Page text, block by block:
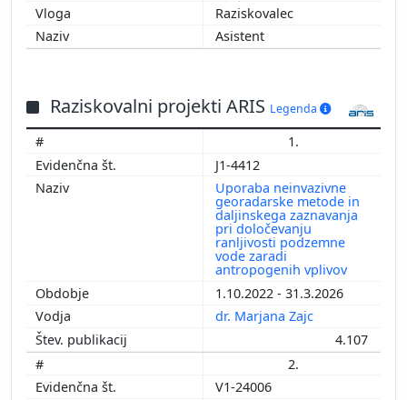
Raziskovalec
Asistent
Raziskovalni projekti ARIS Legenda
1.
J1-4412
Uporaba neinvazivne
georadarske metode in
daljinskega zaznavanja
pri določevanju
ranljivosti podzemne
vode zaradi
antropogenih vplivov
1.10.2022 - 31.3.2026
dr. Marjana Zajc
4.107
2.
V1-24006